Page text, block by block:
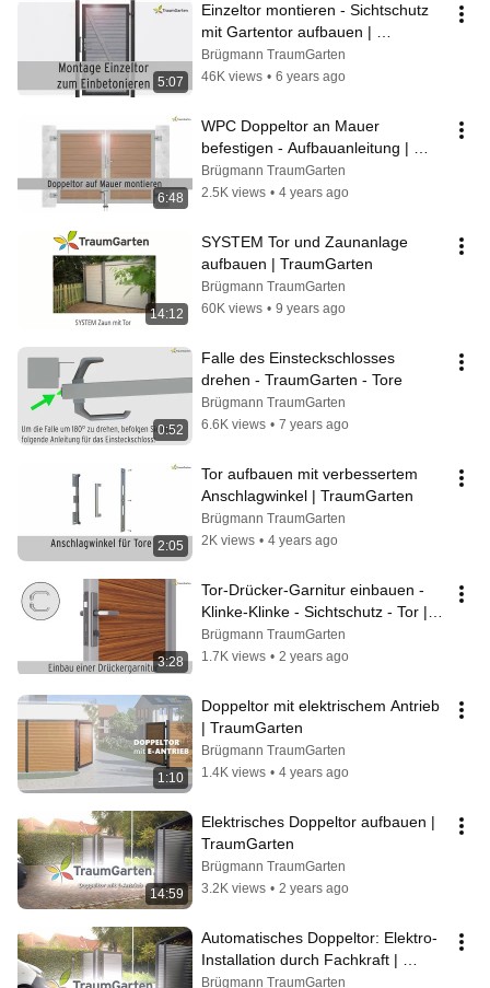
5:07
Einzeltor montieren - Sichtschutz
mit Gartentor aufbauen |
TraumGarten
Brügmann TraumGarten
46K views • 6 years ago
6:48
WPC Doppeltor an Mauer
befestigen - Aufbauanleitung |
TraumGarten
Brügmann TraumGarten
2.5K views • 4 years ago
14:12
SYSTEM Tor und Zaunanlage
aufbauen | TraumGarten
Brügmann TraumGarten
60K views • 9 years ago
0:52
Falle des Einsteckschlosses
drehen - TraumGarten - Tore
Brügmann TraumGarten
6.6K views • 7 years ago
2:05
Tor aufbauen mit verbessertem
Anschlagwinkel | TraumGarten
Brügmann TraumGarten
2K views • 4 years ago
3:28
Tor-Drücker-Garnitur einbauen -
Klinke-Klinke - Sichtschutz - Tor |
TraumGarten
Brügmann TraumGarten
1.7K views • 2 years ago
1:10
Doppeltor mit elektrischem Antrieb
| TraumGarten
Brügmann TraumGarten
1.4K views • 4 years ago
14:59
Elektrisches Doppeltor aufbauen |
TraumGarten
Brügmann TraumGarten
3.2K views • 2 years ago
Automatisches Doppeltor: Elektro-
Installation durch Fachkraft |
TraumGarten
Brügmann TraumGarten